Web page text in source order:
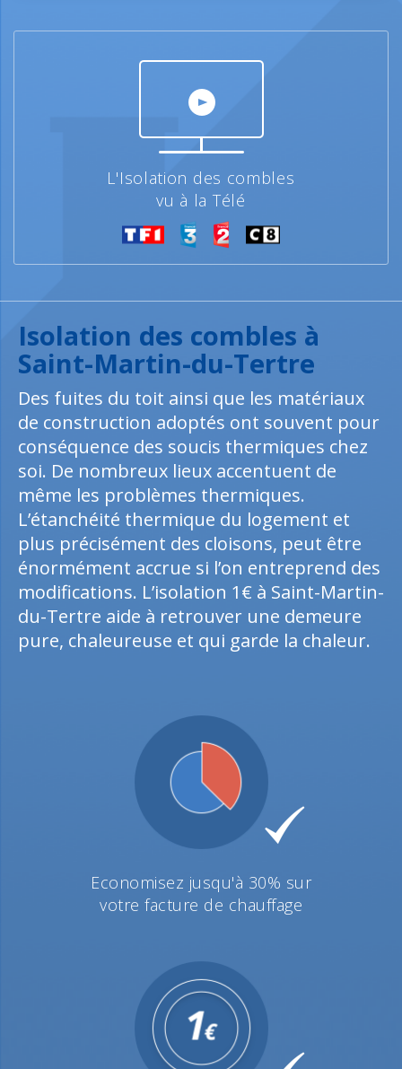
L'Isolation des combles
vu à la Télé
Isolation des combles à
Saint-Martin-du-Tertre
Des fuites du toit ainsi que les matériaux
de construction adoptés ont souvent pour
conséquence des soucis thermiques chez
soi. De nombreux lieux accentuent de
même les problèmes thermiques.
L’étanchéité thermique du logement et
plus précisément des cloisons, peut être
énormément accrue si l’on entreprend des
modifications. L’isolation 1€ à Saint-Martin-
du-Tertre aide à retrouver une demeure
pure, chaleureuse et qui garde la chaleur.
Economisez jusqu'à 30% sur
votre facture de chauffage